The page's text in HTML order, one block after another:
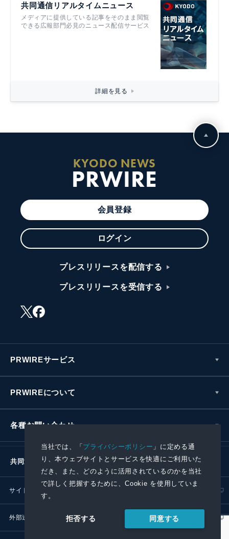
当社では、「プライバシーポリシー 」に定める通
り、本ウェブサイトとサービスを快適にご利用いた
だき、また、どのように活用されているのかを当社
で詳しく把握するために、Cookie を使用していま
す。
拒否する 同意する
共同通信リアルタイムニュース
メディアに提供している記事をそのまま閲覧
できる広報部門必見のニュース配信サービス
詳細を見る
KYODO NEWS
PRWIRE
会員登録
ログイン
プレスリリースを配信する
プレスリリースを受信する
PRWIREサービス
PRWIREについて
各種お問い合わせ
共同通信社グループ
サイトポリシー
外部送信ポリシー プレスリリース取扱基準